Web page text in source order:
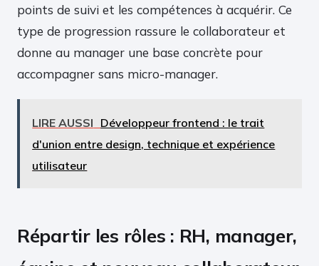
points de suivi et les compétences à acquérir. Ce
type de progression rassure le collaborateur et
donne au manager une base concrète pour
accompagner sans micro-manager.
LIRE AUSSI Développeur frontend : le trait
d'union entre design, technique et expérience
utilisateur
Répartir les rôles : RH, manager,